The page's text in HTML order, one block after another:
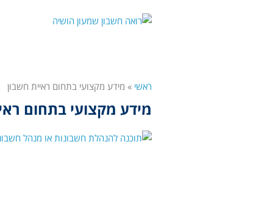
ראשי » מידע מקצועי בתחום ראיית חשבון
מידע מקצועי בתחום